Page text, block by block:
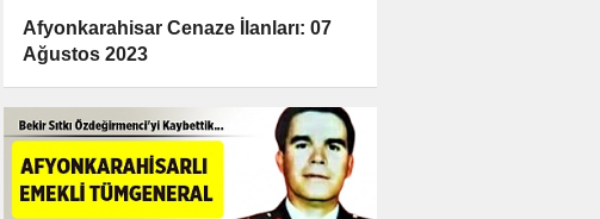
Afyonkarahisar Cenaze İlanları: 07
Ağustos 2023